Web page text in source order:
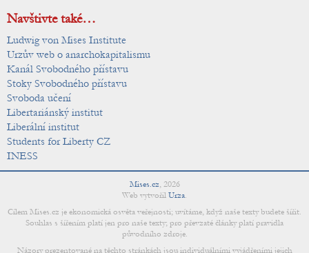
Navštivte také…
Ludwig von Mises Institute
Urzův web o anarchokapitalismu
Kanál Svobodného přístavu
Stoky Svobodného přístavu
Svoboda učení
Libertariánský institut
Liberální institut
Students for Liberty CZ
INESS
Mises.cz, 2026
Web vytvořil Urza.
Cílem Mises.cz je ekonomická osvěta veřejnosti; uvítáme, když naše texty budete šířit.
Souhlas s šířením platí jen pro naše texty; pro převzaté články platí pravidla
původního zdroje.
Názory prezentované na těchto stránkách jsou individuálními vyjádřeními jejich